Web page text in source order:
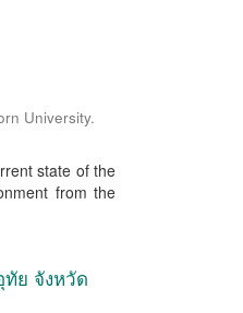
University.
state of the
from the
ย จังหวัด